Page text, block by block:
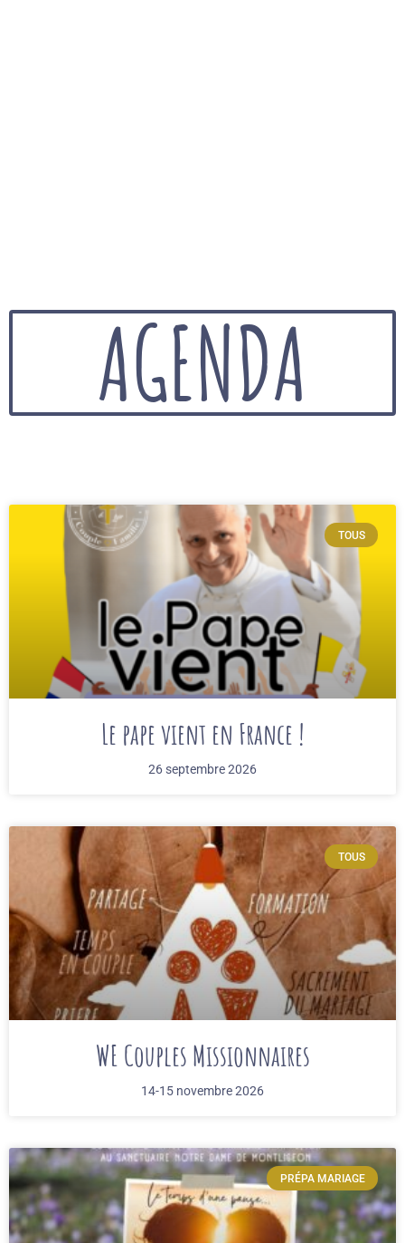
AGENDA
TOUS
Le pape vient en France !
26 septembre 2026
TOUS
WE Couples Missionnaires
14-15 novembre 2026
PRÉPA MARIAGE